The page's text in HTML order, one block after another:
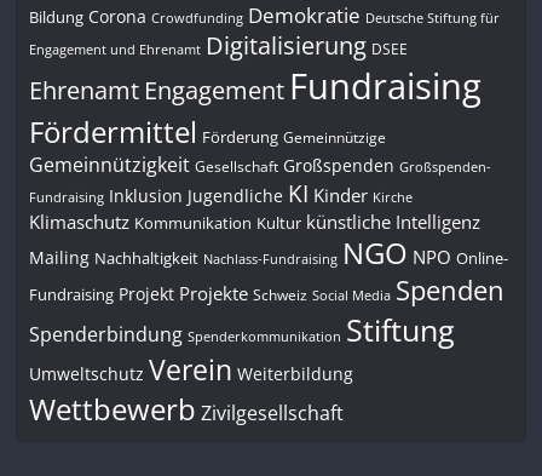
Bildung Corona Crowdfunding Demokratie Deutsche Stiftung für
Engagement und Ehrenamt Digitalisierung DSEE
Ehrenamt Engagement Fundraising
Fördermittel Förderung Gemeinnützige
Gemeinnützigkeit Gesellschaft Großspenden Großspenden-
Fundraising Inklusion Jugendliche KI Kinder Kirche
Klimaschutz Kommunikation Kultur künstliche Intelligenz
Mailing Nachhaltigkeit Nachlass-Fundraising NGO NPO Online-
Fundraising Projekt Projekte Schweiz Social Media Spenden
Spenderbindung Spenderkommunikation Stiftung
Umweltschutz Verein Weiterbildung
Wettbewerb Zivilgesellschaft